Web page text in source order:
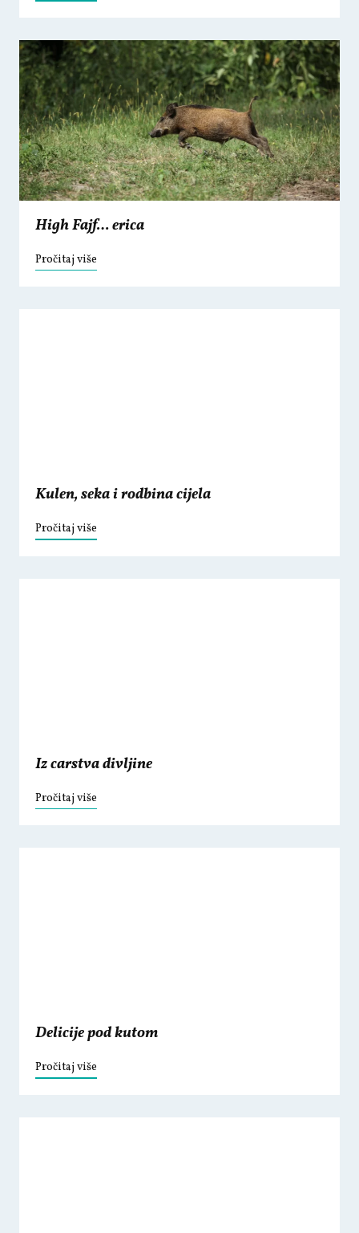
High Fajf… erica
Pročitaj više
Kulen, seka i rodbina cijela
Pročitaj više
Iz carstva divljine
Pročitaj više
Delicije pod kutom
Pročitaj više